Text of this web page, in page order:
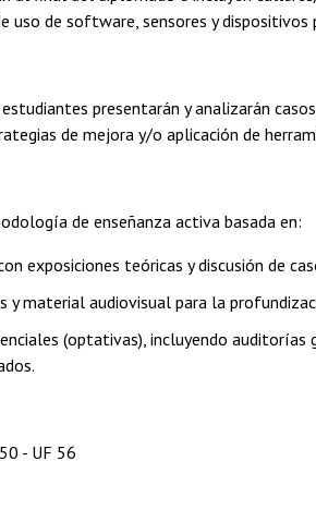
uso de software, sensores y dispositivos
presentarán y analizarán
de mejora y/o aplicación de
de enseñanza activa basada en:
exposiciones teóricas y discusión de
y material audiovisual para la
(optativas), incluyendo
- UF 56